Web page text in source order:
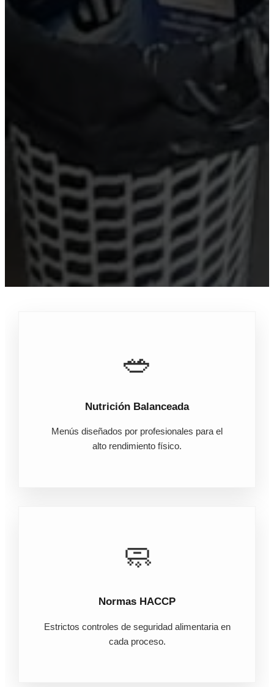
🥗
Nutrición Balanceada
Menús diseñados por profesionales para el
alto rendimiento físico.
🧼
Normas HACCP
Estrictos controles de seguridad alimentaria en
cada proceso.